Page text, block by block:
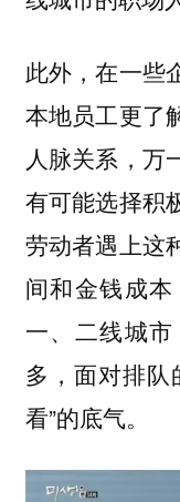
此外，在一些
本地员工更了
人脉关系，万
有可能选择积
劳动者遇上这
间和金钱成
一、二线城
多，面对排队
看”的底气。